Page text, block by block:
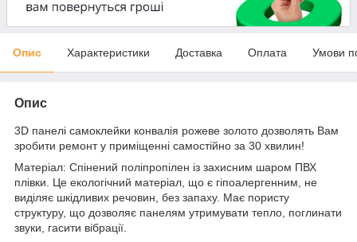
Опис Характеристики Доставка Оплата Умови
Опис
3D панелі самоклейки конвалія рожеве золото дозволять Вам
зробити ремонт у приміщенні самостійно за 30 хвилин!
Матеріал: Спінений поліпропілен із захисним шаром ПВХ
плівки. Це екологічний матеріал, що є гіпоалергенним, не
виділяє шкідливих речовин, без запаху. Має пористу
структуру, що дозволяє панелям утримувати тепло, поглинати
звуки, гасити вібрації.